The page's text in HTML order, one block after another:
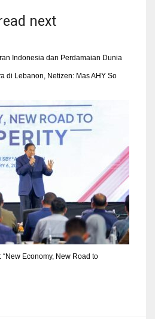
next
Indonesia dan Perdamaian Dunia
di Lebanon, Netizen: Mas AHY So
Economy, New Road to